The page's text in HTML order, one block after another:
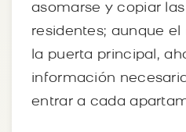
asomarse y copiar
residentes; aunque
la puerta principal,
información
entrar a cada